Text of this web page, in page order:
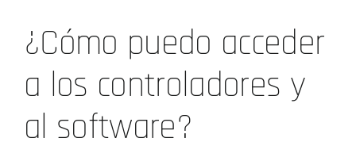
¿Cómo puedo acceder
a los controladores y
al software?